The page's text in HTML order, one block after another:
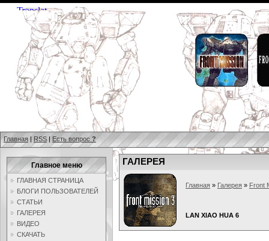
Главная | RSS | Есть вопрос ?
Главное меню
ГЛАВНАЯ СТРАНИЦА
БЛОГИ ПОЛЬЗОВАТЕЛЕЙ
СТАТЬИ
ГАЛЕРЕЯ
ВИДЕО
СКАЧАТЬ
ГАЛЕРЕЯ
Главная » Галерея » Front
LAN XIAO HUA 6